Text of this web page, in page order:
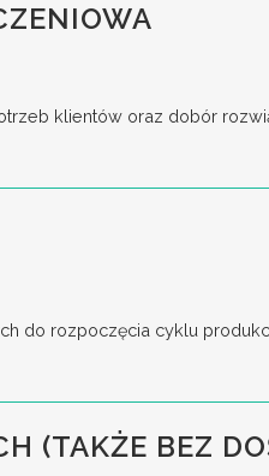
klientów oraz dobór
do rozpoczęcia cyklu
(TAKŻE BEZ